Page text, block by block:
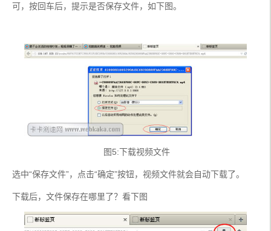
可，按回车后，提示是否保存文件，如下图。
图5:下载视频文件
选中“保存文件”，点击“确定”按钮，视频文件就会自动下载了。
下载后，文件保存在哪里了？看下图